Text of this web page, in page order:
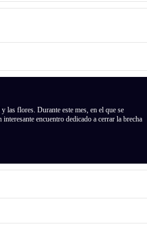
las flores. Durante este mes, en el que se
encuentro dedicado a cerrar la brecha